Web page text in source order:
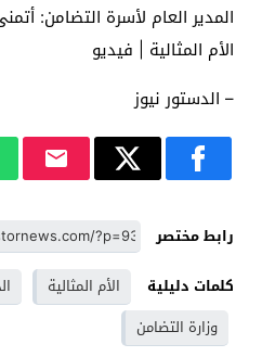
المدير العام لأسرة التضامن:
الأم المثالية | فيديو
– الدستور نيوز
رابط مختصر
كلمات دليلية
الأم المثالية
وزارة التضامن